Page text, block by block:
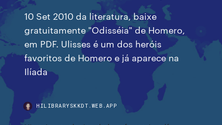
10 Set 2010 da literatura, baixe
gratuitamente "Odisséia" de Homero,
em PDF. Ulisses é um dos heróis
favoritos de Homero e já aparece na
Ilíada
HILIBRARYSKKDT.WEB.APP